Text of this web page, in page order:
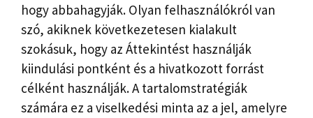
hogy abbahagyják. Olyan felhasználókról van
szó, akiknek következetesen kialakult
szokásuk, hogy az Áttekintést használják
kiindulási pontként és a hivatkozott forrást
célként használják. A tartalomstratégiák
számára ez a viselkedési minta az a jel, amelyre